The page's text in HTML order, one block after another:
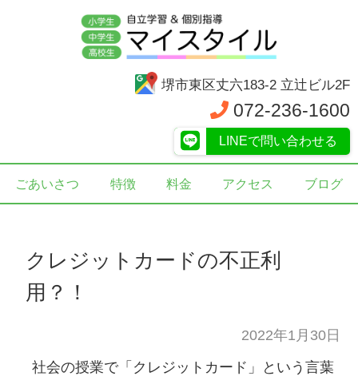
堺市東区丈六183-2 立辻ビル2F
072-236-1600
LINEで問い合わせる
ごあいさつ 特徴 料金 アクセス ブログ
クレジットカードの不正利
用？！
2022年1月30日
社会の授業で「クレジットカード」という言葉